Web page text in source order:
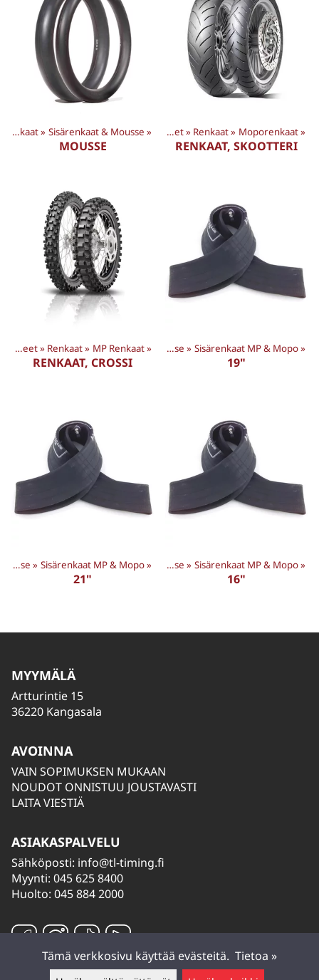
Renkaat‪» Sisärenkaat & Mousse ‪»
MOUSSE
Tuotteet ‪» Renkaat‪» Moporenkaat‪»
RENKAAT, SKOOTTERI
Tuotteet ‪» Renkaat‪» MP Renkaat‪»
RENKAAT, CROSSI
‪»Renkaat‪» Sisärenkaat & Mousse ‪» Sisärenkaat MP & Mopo‪»
19"
Sisärenkaat & Mousse ‪» Sisärenkaat MP & Mopo‪»
21"
‪»Renkaat‪» Sisärenkaat & Mousse ‪» Sisärenkaat MP & Mopo‪»
16"
MYYMÄLÄ
Artturintie 15
36220 Kangasala
AVOINNA
VAIN SOPIMUKSEN MUKAAN
NOUDOT ONNISTUU JOUSTAVASTI
LAITA VIESTIÄ
ASIAKASPALVELU
Sähköposti: info@tl-timing.fi
Myynti: 045 625 8400
Huolto: 045 884 2000
Tämä verkkosivu käyttää evästeitä. Tietoa »